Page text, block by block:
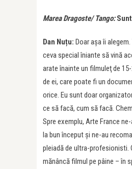
Marea Dragoste/ Tango:
Dan Nuțu: Doar aşa îi
ceva special îniante să vină
arate înainte un filmuleţ de
de ei, care poate fi un
orice. Eu sunt doar
ce să facă, cum să facă.
Spre exemplu, Arte France
la bun început şi ne-au
pleiadă de ultra-profesionisti.
mănâncă filmul pe pâine – în